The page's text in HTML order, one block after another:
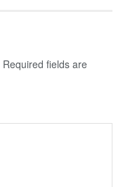
Required fields are